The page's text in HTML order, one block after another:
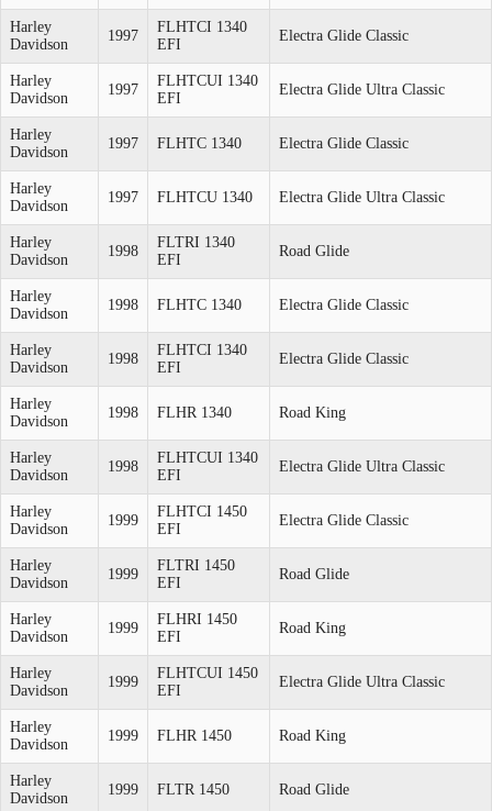
Harley
Davidson
1997
FLHTCI 1340
EFI
Electra Glide Classic
Harley
Davidson
1997
FLHTCUI 1340
EFI
Electra Glide Ultra Classic
Harley
Davidson
1997 FLHTC 1340 Electra Glide Classic
Harley
Davidson
1997 FLHTCU 1340 Electra Glide Ultra Classic
Harley
Davidson
1998
FLTRI 1340
EFI
Road Glide
Harley
Davidson
1998 FLHTC 1340 Electra Glide Classic
Harley
Davidson
1998
FLHTCI 1340
EFI
Electra Glide Classic
Harley
Davidson
1998 FLHR 1340 Road King
Harley
Davidson
1998
FLHTCUI 1340
EFI
Electra Glide Ultra Classic
Harley
Davidson
1999
FLHTCI 1450
EFI
Electra Glide Classic
Harley
Davidson
1999
FLTRI 1450
EFI
Road Glide
Harley
Davidson
1999
FLHRI 1450
EFI
Road King
Harley
Davidson
1999
FLHTCUI 1450
EFI
Electra Glide Ultra Classic
Harley
Davidson
1999 FLHR 1450 Road King
Harley
Davidson
1999 FLTR 1450 Road Glide